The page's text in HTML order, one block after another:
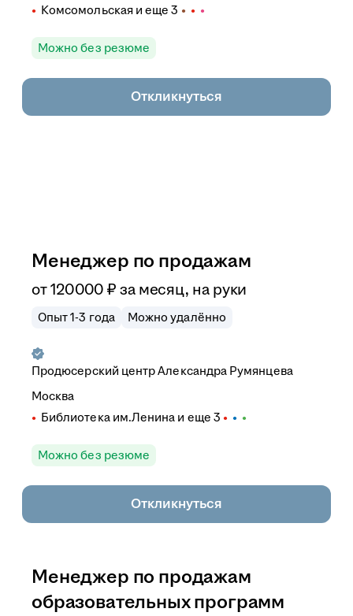
Комсомольская и еще 3
Можно без резюме
Откликнуться
Менеджер по продажам
от120 000 ₽ за месяц, на руки
Опыт 1-3 года Можно удалённо
Продюсерский центр Александра Румянцева
Москва
Библиотека им.Ленина и еще 3
Можно без резюме
Откликнуться
Менеджер по продажам
образовательных программ